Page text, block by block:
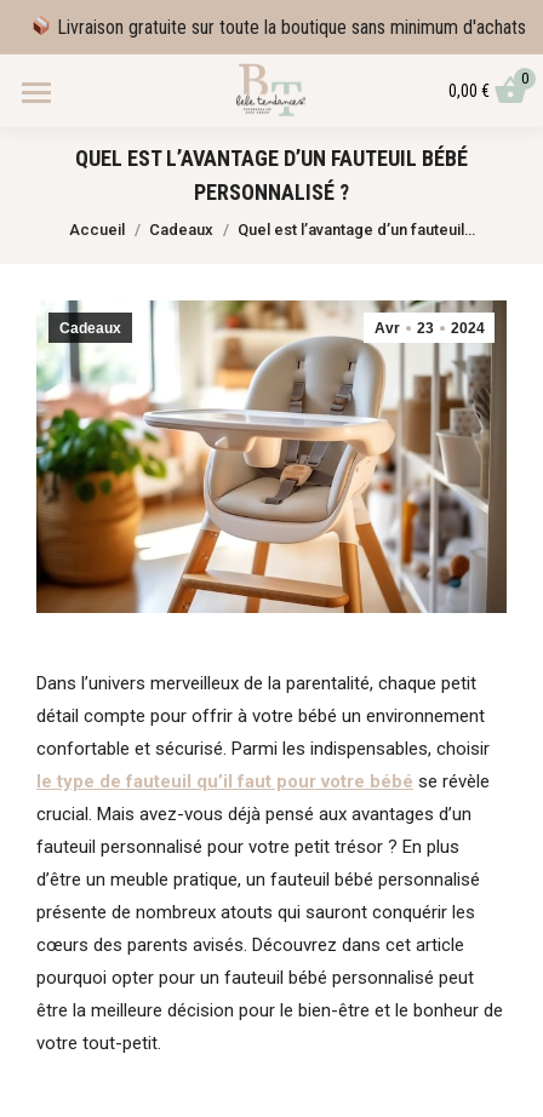
Livraison gratuite sur toute la boutique sans minimum d'achats
0,00 €
0
QUEL EST L’AVANTAGE D’UN FAUTEUIL BÉBÉ
PERSONNALISÉ ?
Vous êtes ici :
Accueil Cadeaux Quel est l’avantage d’un fauteuil…
Avr 23 2024
Cadeaux
Dans l’univers merveilleux de la parentalité, chaque petit
détail compte pour offrir à votre bébé un environnement
confortable et sécurisé. Parmi les indispensables, choisir
le type de fauteuil qu’il faut pour votre bébé se révèle
crucial. Mais avez-vous déjà pensé aux avantages d’un
fauteuil personnalisé pour votre petit trésor ? En plus
d’être un meuble pratique, un fauteuil bébé personnalisé
présente de nombreux atouts qui sauront conquérir les
cœurs des parents avisés. Découvrez dans cet article
pourquoi opter pour un fauteuil bébé personnalisé peut
être la meilleure décision pour le bien-être et le bonheur de
votre tout-petit.